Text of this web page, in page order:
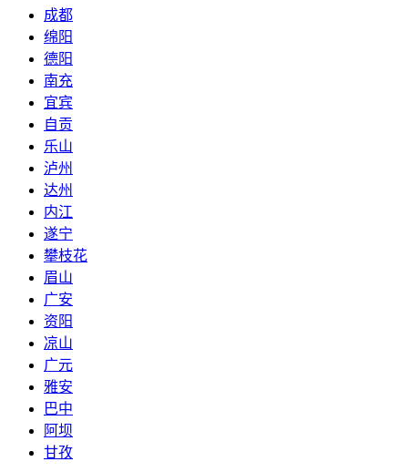
成都
绵阳
德阳
南充
宜宾
自贡
乐山
泸州
达州
内江
遂宁
攀枝花
眉山
广安
资阳
凉山
广元
雅安
巴中
阿坝
甘孜